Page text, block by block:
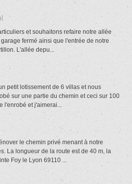
et souhaitons refaire notre allée
fermé ainsi que l'entrée de notre
L'allée depu...
petit lotissement de 6 villas et nous
sur une partie du chemin et ceci sur 100
l'enrobé et j'aimerai...
le chemin privé menant à notre
La longueur de la route est de 40 m, la
Foy le Lyon 69110 ...